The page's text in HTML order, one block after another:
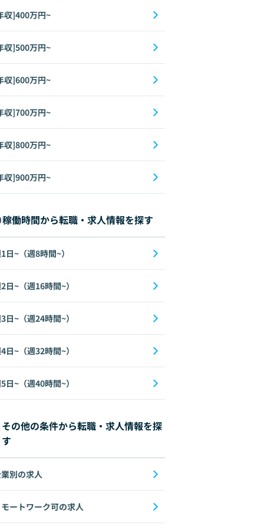
収]400万円~
収]500万円~
収]600万円~
収]700万円~
収]800万円~
収]900万円~
稼働時間から転職・求人情報を探す
日~（週8時間~）
日~（週16時間~）
日~（週24時間~）
日~（週32時間~）
日~（週40時間~）
その他の条件から転職・求人情報を探
す
別の求人
モートワーク可の求人